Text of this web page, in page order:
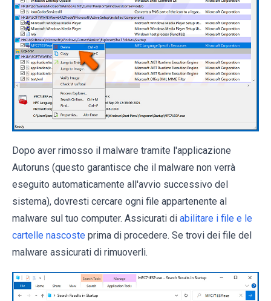
Dopo aver rimosso il malware tramite l'applicazione
Autoruns (questo garantisce che il malware non verrà
eseguito automaticamente all'avvio successivo del
sistema), dovresti cercare ogni file appartenente al
malware sul tuo computer. Assicurati di abilitare i file e le
cartelle nascoste prima di procedere. Se trovi dei file del
malware assicurati di rimuoverli.